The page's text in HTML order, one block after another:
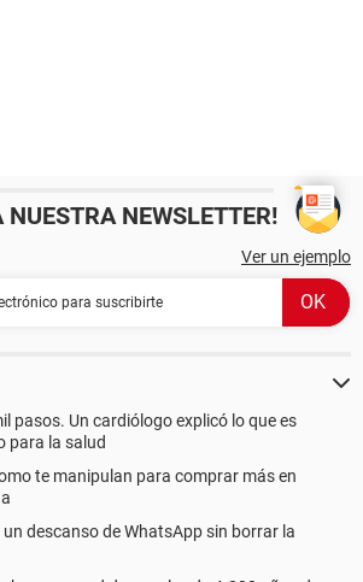
NUESTRA NEWSLETTER!
Ver un ejemplo
pasos. Un cardiólogo explicó lo que es
para la salud
te manipulan para comprar más en
descanso de WhatsApp sin borrar la